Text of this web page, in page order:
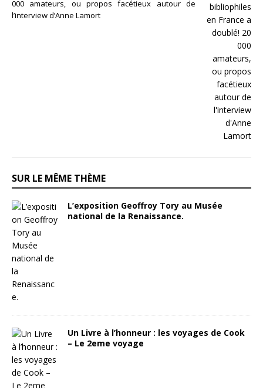
000 amateurs, ou propos facétieux autour de
l’interview d’Anne Lamort
SUR LE MÊME THÈME
L’exposition Geoffroy Tory au Musée
national de la Renaissance.
Un Livre à l’honneur : les voyages de Cook
– Le 2eme voyage